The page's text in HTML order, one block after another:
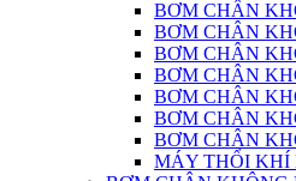
BƠM CHÂN
BƠM CHÂN
BƠM CHÂN
BƠM CHÂN
BƠM CHÂN
BƠM CHÂN
BƠM CHÂN
MÁY THỔI KHÍ